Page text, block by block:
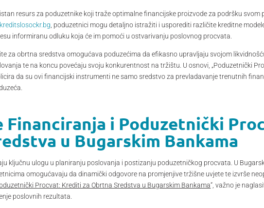
resurs za poduzetnike koji traže optimalne financijske proizvode za podršku svom
kreditslosockr.bg , poduzetnici mogu detaljno istražiti i usporediti različite kreditne
informiranu odluku koja će im pomoći u ostvarivanju poslovnog procvata.
za obrtna sredstva omogućava poduzećima da efikasno upravljaju svojom
te na koncu povećaju svoju konkurentnost na tržištu. U osnovi, „Poduzetnički
da su ovi financijski instrumenti ne samo sredstvo za prevladavanje trenutnih
i Poduzetnički
u Bugarskim Bankama
ključnu ulogu u planiranju poslovanja i postizanju poduzetničkog procvata. U
omogućavaju da dinamički odgovore na promjenjive tržišne uvjete te izvrše
Procvat: Krediti za Obrtna Sredstva u Bugarskim Bankama“, važno je
poslovnih rezultata.